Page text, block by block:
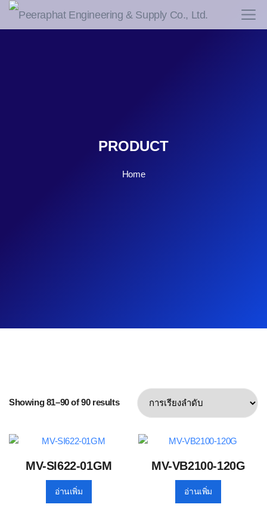
PRODUCT
Home
Showing 81–90 of 90 results
MV-SI622-01GM
อ่านเพิ่ม
MV-VB2100-120G
อ่านเพิ่ม